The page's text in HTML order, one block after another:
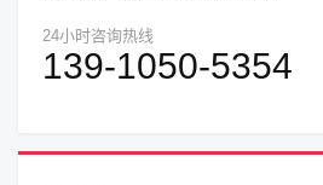
24小时咨询热线
139-1050-5354